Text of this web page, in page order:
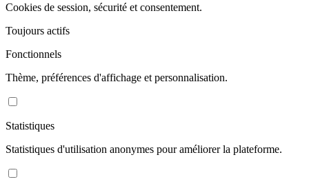
Cookies de session, sécurité et consentement.
Toujours actifs
Fonctionnels
Thème, préférences d'affichage et personnalisation.
Statistiques
Statistiques d'utilisation anonymes pour améliorer la plateforme.